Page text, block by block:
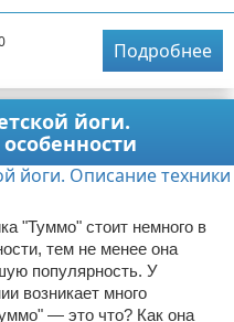
Подробнее
йоги.
"Туммо" стоит немного в
тем не менее она
популярность. У
возникает много
— это что? Как она